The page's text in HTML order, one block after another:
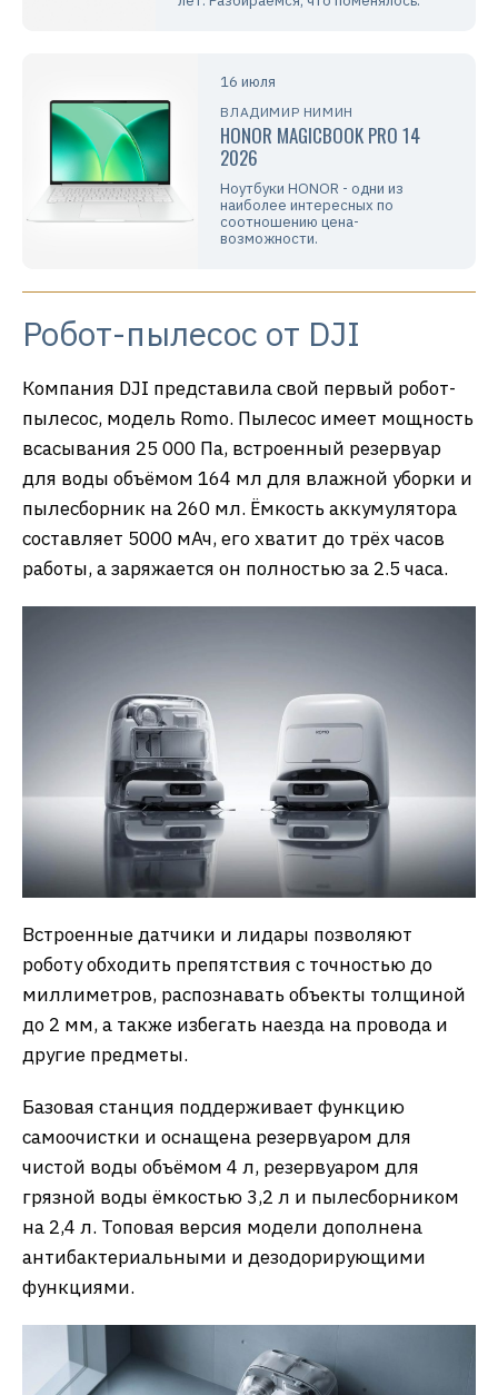
16 июля
ВЛАДИМИР НИМИН
HONOR MAGICBOOK PRO 14
2026
Ноутбуки HONOR - одни из
наиболее интересных по
соотношению цена-
возможности.
Робот-пылесос от DJI
Компания DJI представила свой первый робот-
пылесос, модель Romo. Пылесос имеет мощность
всасывания 25 000 Па, встроенный резервуар
для воды объёмом 164 мл для влажной уборки и
пылесборник на 260 мл. Ёмкость аккумулятора
составляет 5000 мАч, его хватит до трёх часов
работы, а заряжается он полностью за 2.5 часа.
Встроенные датчики и лидары позволяют
роботу обходить препятствия с точностью до
миллиметров, распознавать объекты толщиной
до 2 мм, а также избегать наезда на провода и
другие предметы.
Базовая станция поддерживает функцию
самоочистки и оснащена резервуаром для
чистой воды объёмом 4 л, резервуаром для
грязной воды ёмкостью 3,2 л и пылесборником
на 2,4 л. Топовая версия модели дополнена
антибактериальными и дезодорирующими
функциями.